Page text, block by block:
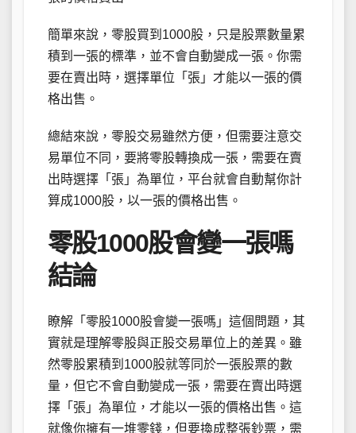
簡單來說，零股買到1000股，只是股票數量累
積到一張的標準，並不會自動變成一張。你需
要在賣出時，選擇單位「張」才能以一張的價
格出售。
總結來說，零股交易雖然方便，但需要注意交
易單位不同，要將零股轉換成一張，需要在賣
出時選擇「張」為單位，平台就會自動幫你計
算成1000股，以一張的價格出售。
零股1000股會變一張嗎
結論
瞭解「零股1000股會變一張嗎」這個問題，其
實就是理解零股與正股交易單位上的差異。雖
然零股累積到1000股就等同於一張股票的數
量，但它不會自動變成一張，需要在賣出時選
擇「張」為單位，才能以一張的價格出售。這
就像你擁有一堆零錢，但要換成整張鈔票，需